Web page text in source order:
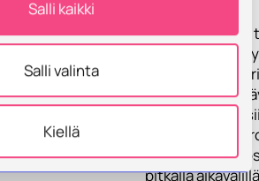
Salli kaikki
Salli valinta
Kiellä
osallistuneiden
ja tämä auttaa
toimimaan
reagoimaan
mahdollisiin,
kaltaisiin
pitkällä